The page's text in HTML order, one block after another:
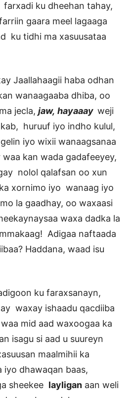
ku dheehan tahay,
gaara meel lagaaga
ku tidhi ma xasuusataa
Jaallahaagii haba odhan
wanaagaaba dhiba, oo
jecla, jaw, hayaaay weji
huruuf iyo indho kulul,
iyo wixii wanaagsanaa
kan wada gadafeeyey,
nolol qalafsan oo xun
xornimo iyo wanaag iyo
la gaadhay, oo waxaasi
waxa dadka la
Adigaa naftaada
Haddana, waad isu
ku faraxsanayn,
waxay ishaadu qacdiiba
mid aad waxoogaa ka
isagu si aad u suureyn
maalmihii ka
dhawaqan baas,
sheekee layligan aan weli